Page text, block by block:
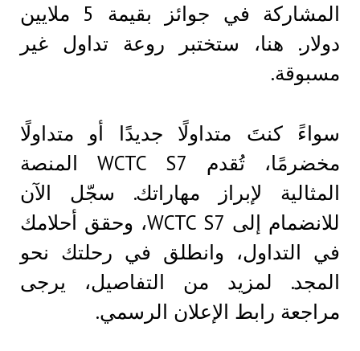
المشاركة في جوائز بقيمة 5 ملايين
دولار. هنا، ستختبر روعة تداول غير
مسبوقة.
سواءً كنتَ متداولًا جديدًا أو متداولًا
مخضرمًا، تُقدم WCTC S7 المنصة
المثالية لإبراز مهاراتك. سجّل الآن
للانضمام إلى WCTC S7، وحقق أحلامك
في التداول، وانطلق في رحلتك نحو
المجد. لمزيد من التفاصيل، يرجى
مراجعة رابط الإعلان الرسمي.